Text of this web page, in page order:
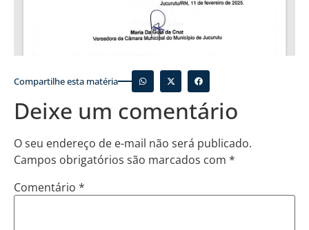
Compartilhe esta matéria
Deixe um comentário
O seu endereço de e-mail não será publicado.
Campos obrigatórios são marcados com *
Comentário *